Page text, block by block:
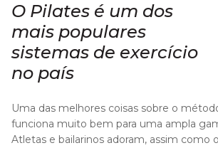
O Pilates é um dos
mais populares
sistemas de exercício
no país
Uma das melhores coisas sobre o
funciona muito bem para uma ampla
Atletas e bailarinos adoram, assim como